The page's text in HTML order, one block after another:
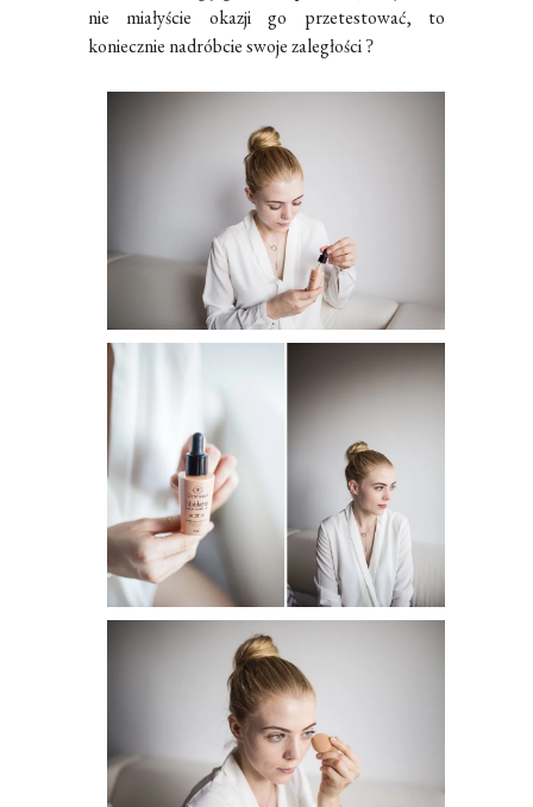
nie miałyście okazji go przetestować, to
koniecznie nadróbcie swoje zaległości?